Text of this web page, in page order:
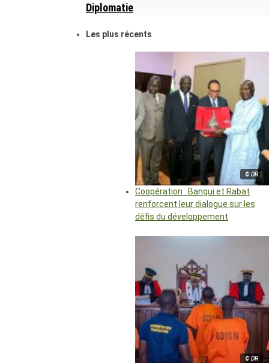
Diplomatie
Les plus récents
© DR
Coopération : Bangui et Rabat
renforcent leur dialogue sur les
défis du développement
© DR